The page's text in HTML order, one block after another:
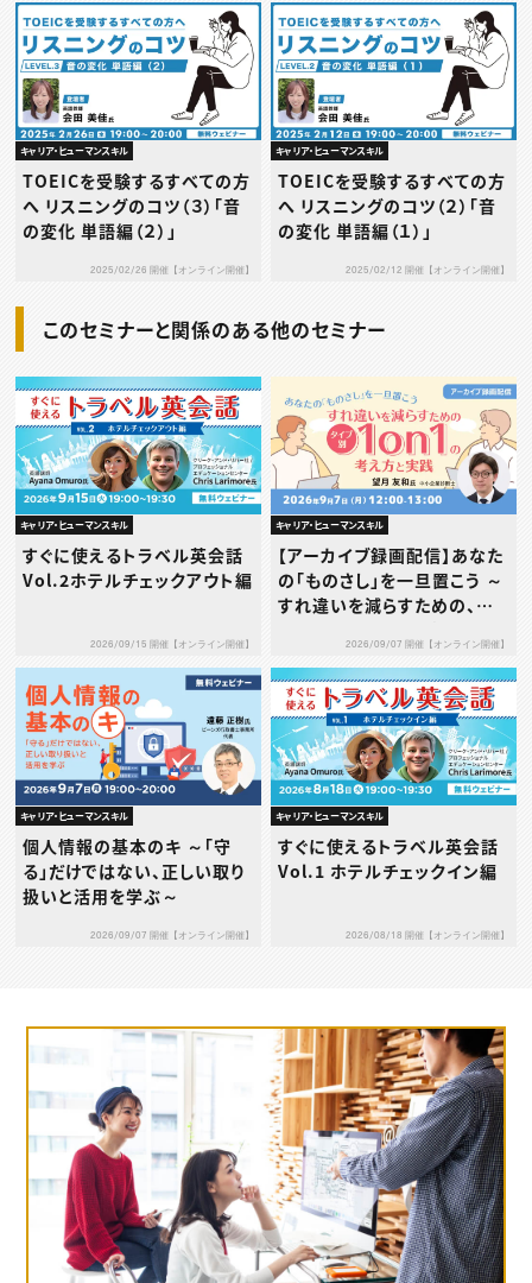
キャリア・ヒューマンスキル
TOEICを受験するすべての方
へ リスニングのコツ（３）「音
の変化 単語編（２）」
2025/02/26 開催【オンライン開催】
キャリア・ヒューマンスキル
TOEICを受験するすべての方
へ リスニングのコツ（２）「音
の変化 単語編（１）」
2025/02/12 開催【オンライン開催】
このセミナーと関係のある他のセミナー
キャリア・ヒューマンスキル
すぐに使えるトラベル英会話
Vol.2ホテルチェックアウト編
2026/09/15 開催【オンライン開催】
キャリア・ヒューマンスキル
【アーカイブ録画配信】あなた
の「ものさし」を一旦置こう ～
すれ違いを減らすための、タ
2026/09/07 開催【オンライン開催】
キャリア・ヒューマンスキル
個人情報の基本のキ ～「守
る」だけではない、正しい取り
扱いと活用を学ぶ～
2026/09/07 開催【オンライン開催】
キャリア・ヒューマンスキル
すぐに使えるトラベル英会話
Vol.1 ホテルチェックイン編
2026/08/18 開催【オンライン開催】